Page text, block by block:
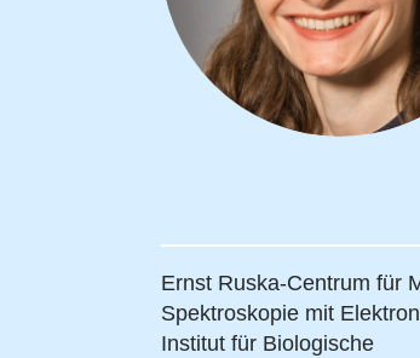
Ernst Ruska-Centrum für
Spektroskopie mit
Institut für Biologische